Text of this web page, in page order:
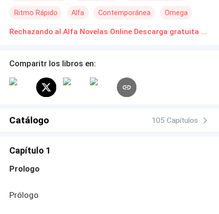
es imposible de controlar. ¿Qué pasara cuando el pasado
de Alba finalmente la alcanza? ¿Podrá Albaresistir la
Ritmo Rápido Alfa Contemporánea Omega
Romance oscuro Universo Alterno Rechazando al Alfa Novelas Online Descarga gratuita de PDF
Comparitr los libros en:
Catálogo 105 Capítulos
Capítulo 1
Prologo
Prólogo